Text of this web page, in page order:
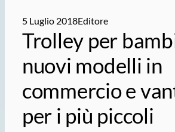
5 Luglio 2018Editore
Trolley per
nuovi modelli in
commercio e
per i più piccoli